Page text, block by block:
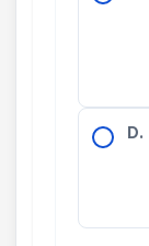
D.